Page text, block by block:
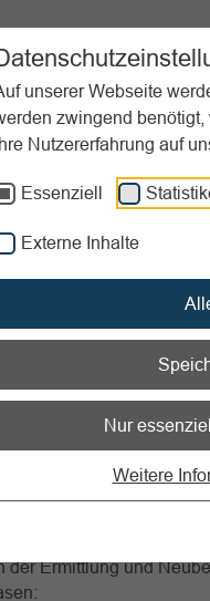
unserer Webseite
zwingend benötigt,
Nutzererfahrung auf
Essenziell
Externe Inhalte
Nur
Weitere
, Gewerbe- und
zum Readspeaker
hatte
erklärt. Daraufhin
Das Verfahren
Grundlagen ist
der Ermittlung und